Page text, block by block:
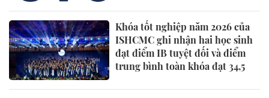
Khóa tốt nghiệp năm 2026 của
ISHCMC ghi nhận hai học sinh
đạt điểm IB tuyệt đối và điểm
trung bình toàn khóa đạt 34,5